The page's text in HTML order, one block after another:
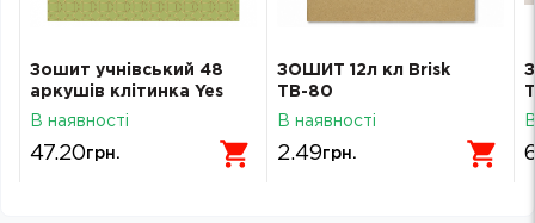
Зошит учнівський 48
аркушів клітинка Yes
Преміум Geometric
В наявності
47.20грн.
ЗОШИТ 12л кл Brisk
ТВ-80
В наявності
2.49грн.